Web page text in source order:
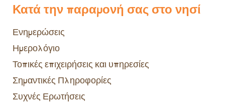
Κατά την παραμονή σας στο νησί
Ενημερώσεις
Ημερολόγιο
Τοπικές επιχειρήσεις και υπηρεσίες
Σημαντικές Πληροφορίες
Συχνές Ερωτήσεις